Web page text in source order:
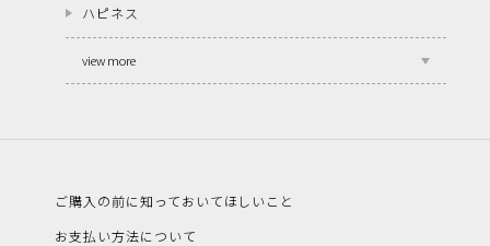
ハピネス
view more
ご購入の前に知っておいてほしいこと
お支払い方法について